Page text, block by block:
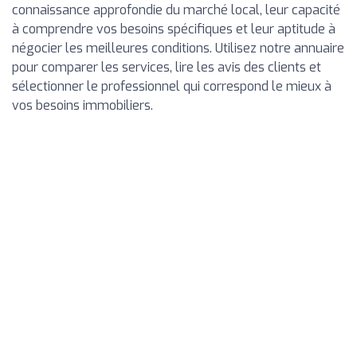
connaissance approfondie du marché local, leur capacité
à comprendre vos besoins spécifiques et leur aptitude à
négocier les meilleures conditions. Utilisez notre annuaire
pour comparer les services, lire les avis des clients et
sélectionner le professionnel qui correspond le mieux à
vos besoins immobiliers.